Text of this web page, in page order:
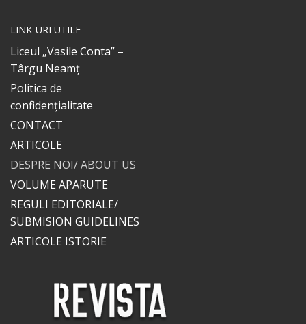
LINK-URI UTILE
Liceul „Vasile Conta” –
Târgu Neamț
Politica de
confidențialitate
CONTACT
ARTICOLE
DESPRE NOI/ ABOUT US
VOLUME APARUTE
REGULI EDITORIALE/
SUBMISION GUIDELINES
ARTICOLE ISTORIE